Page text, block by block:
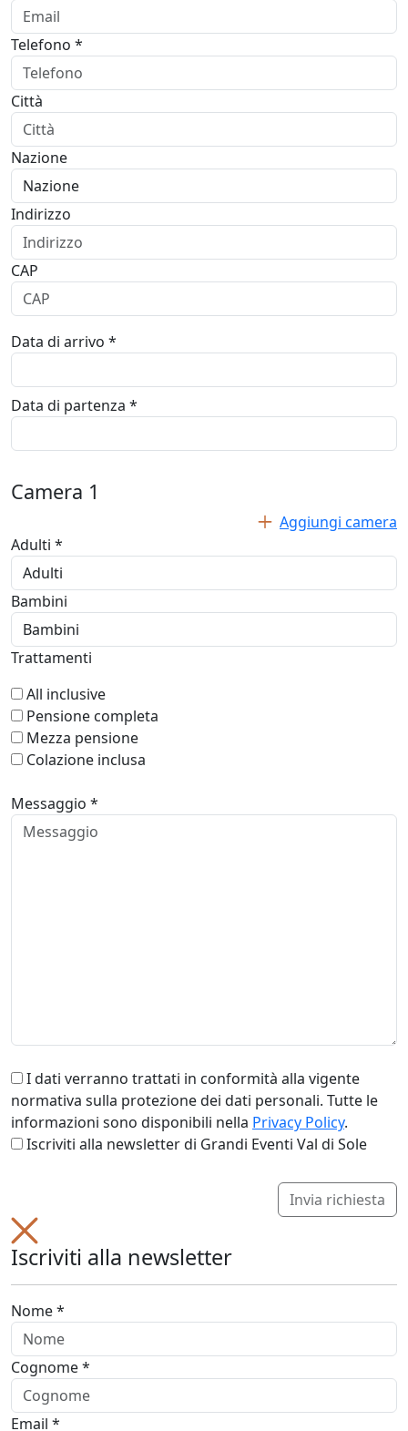
Telefono *
Città
Nazione
Indirizzo
CAP
Data di arrivo *
Data di partenza *
Camera 1
Aggiungi camera
Adulti *
Bambini
Trattamenti
All inclusive
Pensione completa
Mezza pensione
Colazione inclusa
Messaggio *
I dati verranno trattati in conformità alla vigente
normativa sulla protezione dei dati personali. Tutte le
informazioni sono disponibili nella Privacy Policy.
Iscriviti alla newsletter di Grandi Eventi Val di Sole
Invia richiesta
Iscriviti alla newsletter
Nome *
Cognome *
Email *